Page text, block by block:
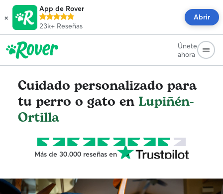
×
App de Rover
23k+ Reseñas
Abrir
Únete
ahora
Cuidado personalizado para
tu perro o gato en Lupiñén-
Ortilla
Más de 30.000 reseñas en